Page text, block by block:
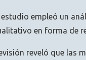
empleó un
en forma de
reveló que las